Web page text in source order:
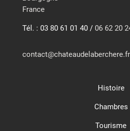
France
Tél. : 03 80 61 01 40 / 06 62 20
contact@chateaudelaberchere.fr
Histoire
Chambres
Tourisme